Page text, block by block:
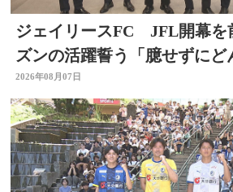
ジェイリースFC JFL開幕を
ズンの活躍誓う「臆せずにど
ジする」大分
2026年08月07日